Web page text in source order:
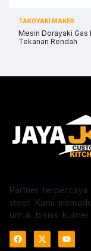
TAKOYAKI MAKER
Mesin Dorayaki Gas
Tekanan Rendah
Partner
steel. Kami
untuk bisnis kuliner